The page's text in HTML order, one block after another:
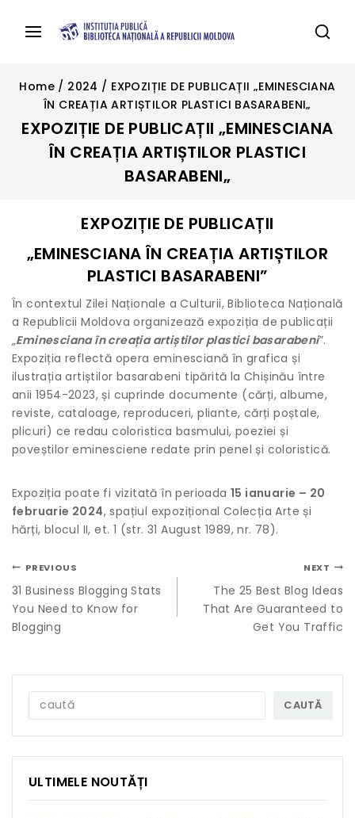
Home / 2024 / EXPOZIȚIE DE PUBLICAȚII „EMINESCIANA
ÎN CREAȚIA ARTIȘTILOR PLASTICI BASARABENI„
EXPOZIȚIE DE PUBLICAȚII „EMINESCIANA
ÎN CREAȚIA ARTIȘTILOR PLASTICI
BASARABENI„
EXPOZIȚIE DE PUBLICAȚII
„EMINESCIANA ÎN CREAȚIA ARTIȘTILOR
PLASTICI BASARABENI”
În contextul Zilei Naționale a Culturii, Biblioteca Națională
a Republicii Moldova organizează expoziția de publicații
„Eminesciana în creația artiștilor plastici basarabeni”.
Expoziția reflectă opera eminesciană în grafica și
ilustrația artiștilor basarabeni tipărită la Chișinău între
anii 1954-2023, și cuprinde documente (cărți, albume,
reviste, cataloage, reproduceri, pliante, cărți poștale,
plicuri) ce redau coloristica basmului, poeziei și
poveștilor eminesciene redate prin penel și coloristică.
Expoziția poate fi vizitată în perioada 15 ianuarie – 20
februarie 2024, spațiul expozițional Colecția Arte și
hărți, blocul II, et. 1 (str. 31 August 1989, nr. 78).
PREVIOUS
31 Business Blogging Stats
You Need to Know for
Blogging
NEXT
The 25 Best Blog Ideas
That Are Guaranteed to
Get You Traffic
CAUTĂ
ULTIMELE NOUTĂȚI